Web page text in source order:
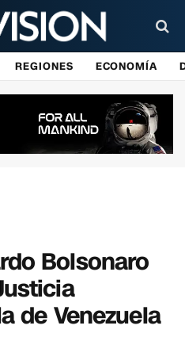
REGIONES ECONOMÍA
Bolsonaro
de Venezuela